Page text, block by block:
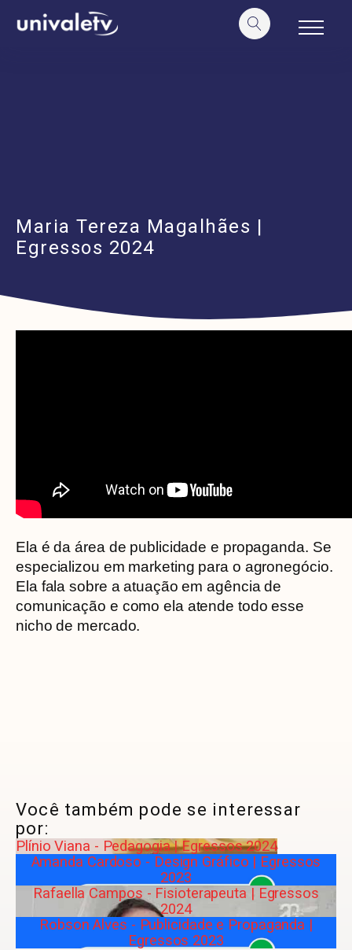
conteúdo
Maria Tereza Magalhães |
Egressos 2024
Ela é da área de publicidade e propaganda. Se
especializou em marketing para o agronegócio.
Ela fala sobre a atuação em agência de
comunicação e como ela atende todo esse
nicho de mercado.
Você também pode se interessar
por:
Plínio Viana - Pedagogia | Egressos 2024
Amanda Cardoso - Design Gráfico | Egressos
2023
Rafaella Campos - Fisioterapeuta | Egressos
2024
Robson Alves - Publicidade e Propaganda |
Egressos 2023